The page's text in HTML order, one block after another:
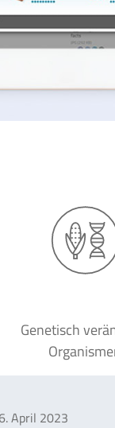
Genetisch
April 2023